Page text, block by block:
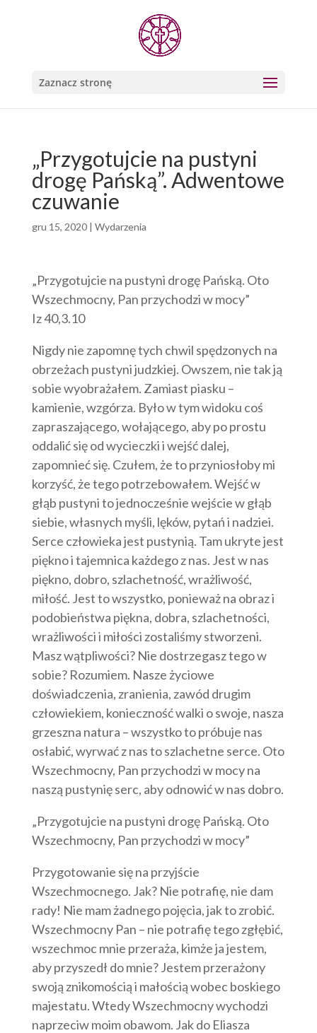
Zaznacz stronę
„Przygotujcie na pustyni
drogę Pańską”. Adwentowe
czuwanie
gru 15, 2020| Wydarzenia
„Przygotujcie na pustyni drogę Pańską. Oto
Wszechmocny, Pan przychodzi w mocy”
Iz 40,3.10
Nigdy nie zapomnę tych chwil spędzonych na
obrzeżach pustyni judzkiej. Owszem, nie tak ją
sobie wyobrażałem. Zamiast piasku –
kamienie, wzgórza. Było w tym widoku coś
zapraszającego, wołającego, aby po prostu
oddalić się od wycieczki i wejść dalej,
zapomnieć się. Czułem, że to przyniosłoby mi
korzyść, że tego potrzebowałem. Wejść w
głąb pustyni to jednocześnie wejście w głąb
siebie, własnych myśli, lęków, pytań i nadziei.
Serce człowieka jest pustynią. Tam ukryte jest
piękno i tajemnica każdego z nas. Jest w nas
piękno, dobro, szlachetność, wrażliwość,
miłość. Jest to wszystko, ponieważ na obraz i
podobieństwa piękna, dobra, szlachetności,
wrażliwości i miłości zostaliśmy stworzeni.
Masz wątpliwości? Nie dostrzegasz tego w
sobie? Rozumiem. Nasze życiowe
doświadczenia, zranienia, zawód drugim
człowiekiem, konieczność walki o swoje, nasza
grzeszna natura – wszystko to próbuje nas
osłabić, wyrwać z nas to szlachetne serce. Oto
Wszechmocny, Pan przychodzi w mocy na
naszą pustynię serc, aby odnowić w nas dobro.
„Przygotujcie na pustyni drogę Pańską. Oto
Wszechmocny, Pan przychodzi w mocy”
Przygotowanie się na przyjście
Wszechmocnego. Jak? Nie potrafię, nie dam
rady! Nie mam żadnego pojęcia, jak to zrobić.
Wszechmocny Pan – nie potrafię tego zgłębić,
wszechmoc mnie przeraża, kimże ja jestem,
aby przyszedł do mnie? Jestem przerażony
swoją znikomością i małością wobec boskiego
majestatu. Wtedy Wszechmocny wychodzi
naprzeciw moim obawom. Jak do Eliasza